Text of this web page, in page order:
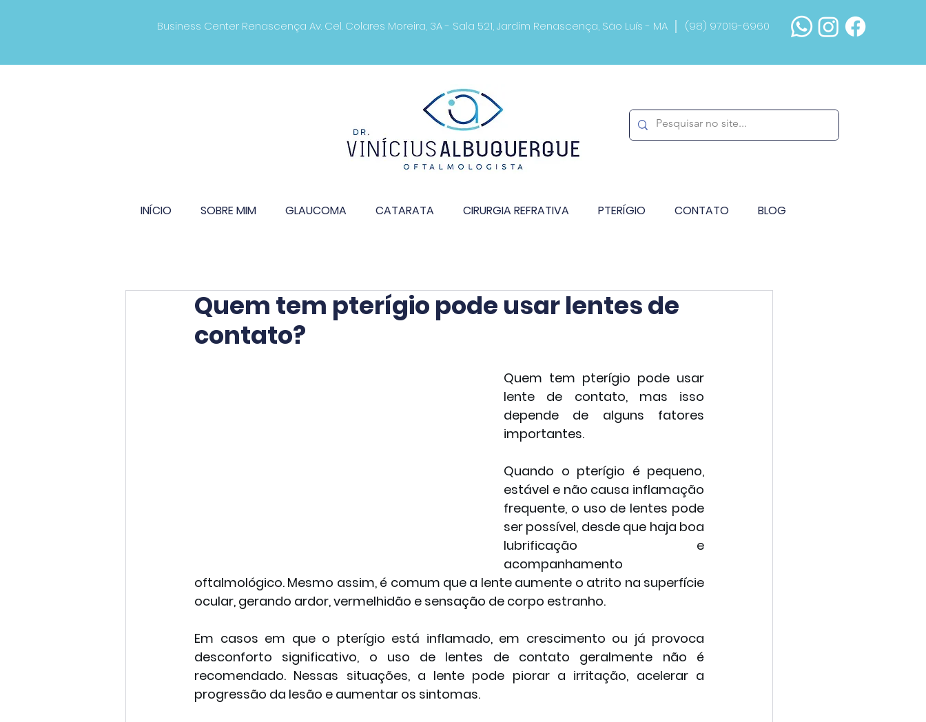
Business Center Renascença Av. Cel. Colares Moreira, 3A - Sala 521, Jardim Renascença, São Luís - MA │ (98) 97019-6960
INÍCIO SOBRE MIM GLAUCOMA CATARATA CIRURGIA REFRATIVA PTERÍGIO CONTATO BLOG
Quem tem pterígio pode usar lentes de
contato?
Quem tem pterígio pode usar
lente de contato, mas isso
depende de alguns fatores
importantes.
Quando o pterígio é pequeno,
estável e não causa inflamação
frequente, o uso de lentes pode
ser possível, desde que haja boa
lubrificação e
acompanhamento
oftalmológico. Mesmo assim, é comum que a lente aumente o atrito na superfície
ocular, gerando ardor, vermelhidão e sensação de corpo estranho.
Em casos em que o pterígio está inflamado, em crescimento ou já provoca
desconforto significativo, o uso de lentes de contato geralmente não é
recomendado. Nessas situações, a lente pode piorar a irritação, acelerar a
progressão da lesão e aumentar os sintomas.